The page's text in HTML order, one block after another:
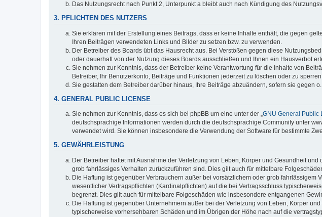
Das Nutzungsrecht nach Punkt 2, Unterpunkt a bleibt auch nach Kündigung des
3. PFLICHTEN DES NUTZERS
Sie erklären mit der Erstellung eines Beitrags, dass er keine Inhalte enthält, die gegen
Ihren Beiträgen verwendeten Links und Bilder zu setzen bzw. zu verwenden.
Der Betreiber des Boards übt das Hausrecht aus. Bei Verstößen gegen diese
oder dauerhaft von der Nutzung dieses Boards ausschließen und Ihnen ein Hausverbot
Sie nehmen zur Kenntnis, dass der Betreiber keine Verantwortung für die Inhalte von
Betreiber, Ihr Benutzerkonto, Beiträge und Funktionen jederzeit zu löschen oder zu sperren.
Sie gestatten dem Betreiber darüber hinaus, Ihre Beiträge abzuändern, sofern sie gegen
4. GENERAL PUBLIC LICENSE
Sie nehmen zur Kenntnis, dass es sich bei phpBB um eine unter der „GNU General Public
deutschsprachige Informationen werden durch die deutschsprachige Community unter
verwendet wird. Sie können insbesondere die Verwendung der Software für bestimmte
5. GEWÄHRLEISTUNG
Der Betreiber haftet mit Ausnahme der Verletzung von Leben, Körper und Gesundheit
grob fahrlässiges Verhalten zurückzuführen sind. Dies gilt auch für mittelbare
Die Haftung ist gegenüber Verbrauchern außer bei vorsätzlichem oder grob
wesentlicher Vertragspflichten (Kardinalpflichten) auf die bei Vertragsschluss
begrenzt. Dies gilt auch für mittelbare Folgeschäden wie insbesondere entgangenen
Die Haftung ist gegenüber Unternehmern außer bei der Verletzung von Leben, Körper
typischerweise vorhersehbaren Schäden und im Übrigen der Höhe nach auf die